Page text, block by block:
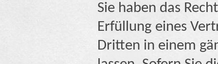
Sie haben das
Erfüllung eines
Dritten in einem